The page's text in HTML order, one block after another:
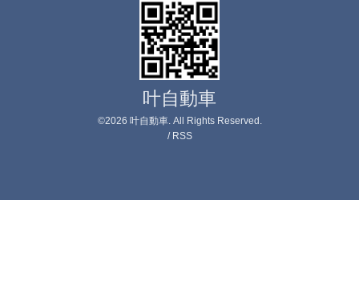
叶自動車
©2026 叶自動車. All Rights Reserved.
/ RSS